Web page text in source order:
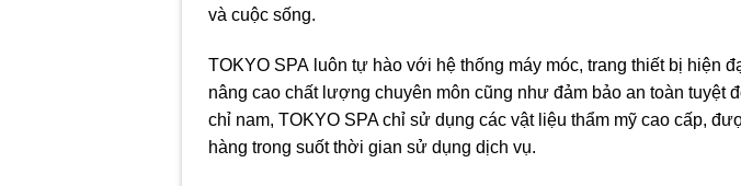
và cuộc sống.
TOKYO SPA luôn tự hào với hệ thống máy móc, trang thiết bị hiện
nâng cao chất lượng chuyên môn cũng như đảm bảo an toàn
chỉ nam, TOKYO SPA chỉ sử dụng các vật liệu thẩm mỹ cao cấp,
hàng trong suốt thời gian sử dụng dịch vụ.